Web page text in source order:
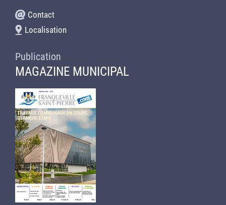
Contact
Localisation
Publication
MAGAZINE MUNICIPAL